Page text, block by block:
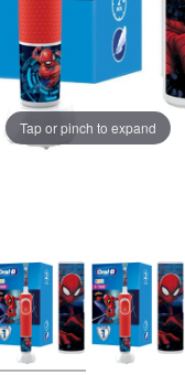
Tap or pinch to expand